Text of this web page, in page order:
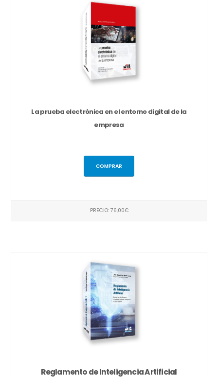
La prueba electrónica en el entorno digital de la
empresa
COMPRAR
PRECIO: 76,00€
Reglamento de Inteligencia Artificial